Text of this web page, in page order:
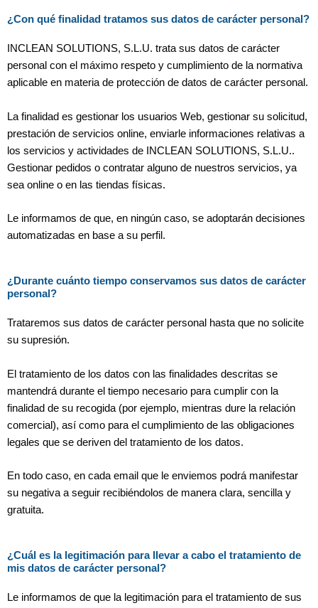
¿Con qué finalidad tratamos sus datos de carácter personal?
INCLEAN SOLUTIONS, S.L.U. trata sus datos de carácter
personal con el máximo respeto y cumplimiento de la normativa
aplicable en materia de protección de datos de carácter personal.
La finalidad es gestionar los usuarios Web, gestionar su solicitud,
prestación de servicios online, enviarle informaciones relativas a
los servicios y actividades de INCLEAN SOLUTIONS, S.L.U..
Gestionar pedidos o contratar alguno de nuestros servicios, ya
sea online o en las tiendas físicas.
Le informamos de que, en ningún caso, se adoptarán decisiones
automatizadas en base a su perfil.
¿Durante cuánto tiempo conservamos sus datos de carácter
personal?
Trataremos sus datos de carácter personal hasta que no solicite
su supresión.
El tratamiento de los datos con las finalidades descritas se
mantendrá durante el tiempo necesario para cumplir con la
finalidad de su recogida (por ejemplo, mientras dure la relación
comercial), así como para el cumplimiento de las obligaciones
legales que se deriven del tratamiento de los datos.
En todo caso, en cada email que le enviemos podrá manifestar
su negativa a seguir recibiéndolos de manera clara, sencilla y
gratuita.
¿Cuál es la legitimación para llevar a cabo el tratamiento de
mis datos de carácter personal?
Le informamos de que la legitimación para el tratamiento de sus